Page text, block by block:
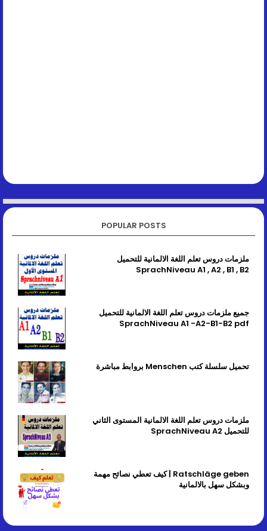
POPULAR POSTS
ملزمات دروس تعلم اللغة الالمانية للتحميل
SprachNiveau A1 , A2 , B1 , B2
جميع ملزمات دروس تعلم اللغة الالمانية للتحميل
SprachNiveau A1 -A2-B1-B2 pdf
تحميل سلسلة كتب Menschen بروابط مباشرة
ملزمات دروس تعلم اللغة الالمانية المستوى الثاني
للتحميل SprachNiveau A2
Ratschläge geben | كيف تعطي نصائح مهمة
وبشكل سهل بالالمانية